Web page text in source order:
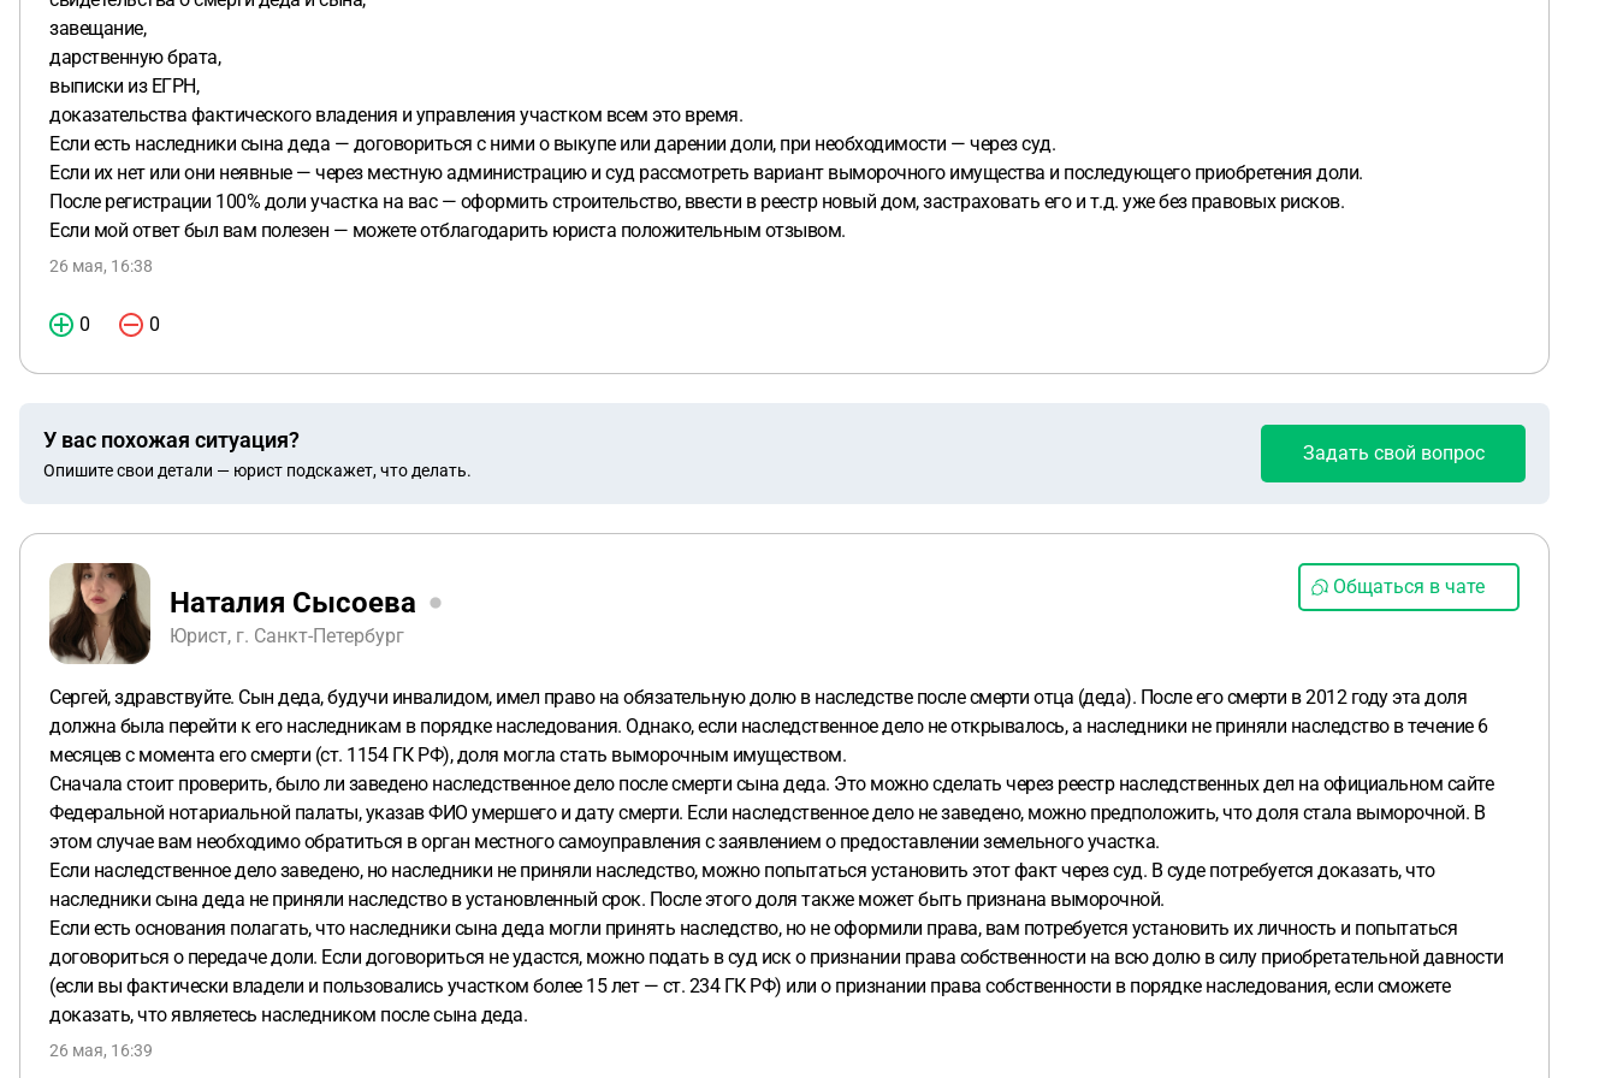
завещание,
дарственную брата,
выписки из ЕГРН,
доказательства фактического владения и управления участком всем это время.
Если есть наследники сына деда — договориться с ними о выкупе или дарении доли, при необходимости — через суд.
Если их нет или они неявные — через местную администрацию и суд рассмотреть вариант выморочного имущества и последующего приобретения доли.
После регистрации 100% доли участка на вас — оформить строительство, ввести в реестр новый дом, застраховать его и т.д. уже без правовых рисков.
Если мой ответ был вам полезен — можете отблагодарить юриста положительным отзывом.
26 мая, 16:38
0 0
У вас похожая ситуация?
Опишите свои детали — юрист подскажет, что делать.
Задать свой вопрос
Наталия Сысоева
Юрист, г. Санкт-Петербург
Общаться в чате
Сергей, здравствуйте. Сын деда, будучи инвалидом, имел право на обязательную долю в наследстве после смерти отца (деда). После его смерти в 2012 году эта доля
должна была перейти к его наследникам в порядке наследования. Однако, если наследственное дело не открывалось, а наследники не приняли наследство в течение 6
месяцев с момента его смерти (ст. 1154 ГК РФ), доля могла стать выморочным имуществом.
Сначала стоит проверить, было ли заведено наследственное дело после смерти сына деда. Это можно сделать через реестр наследственных дел на официальном сайте
Федеральной нотариальной палаты, указав ФИО умершего и дату смерти. Если наследственное дело не заведено, можно предположить, что доля стала выморочной. В
этом случае вам необходимо обратиться в орган местного самоуправления с заявлением о предоставлении земельного участка.
Если наследственное дело заведено, но наследники не приняли наследство, можно попытаться установить этот факт через суд. В суде потребуется доказать, что
наследники сына деда не приняли наследство в установленный срок. После этого доля также может быть признана выморочной.
Если есть основания полагать, что наследники сына деда могли принять наследство, но не оформили права, вам потребуется установить их личность и попытаться
договориться о передаче доли. Если договориться не удастся, можно подать в суд иск о признании права собственности на всю долю в силу приобретательной давности
(если вы фактически владели и пользовались участком более 15 лет — ст. 234 ГК РФ) или о признании права собственности в порядке наследования, если сможете
доказать, что являетесь наследником после сына деда.
26 мая, 16:39